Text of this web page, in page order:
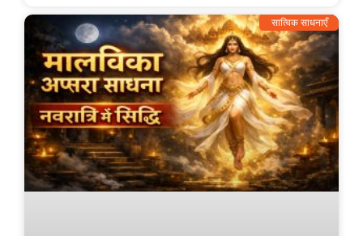
सात्विक साधनाएँ